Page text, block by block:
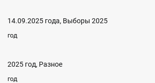
14.09.2025 года, Выборы 2025
год
2025 год, Разное
год